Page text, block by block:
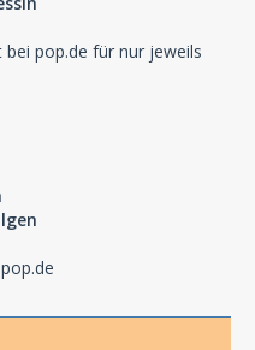
pop.de für nur jeweils